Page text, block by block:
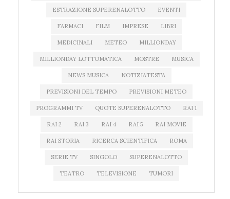
ESTRAZIONE SUPERENALOTTO EVENTI
FARMACI FILM IMPRESE LIBRI
MEDICINALI METEO MILLIONDAY
MILLIONDAY LOTTOMATICA MOSTRE MUSICA
NEWS MUSICA NOTIZIATESTA
PREVISIONI DEL TEMPO PREVISIONI METEO
PROGRAMMI TV QUOTE SUPERENALOTTO RAI 1
RAI 2 RAI 3 RAI 4 RAI 5 RAI MOVIE
RAI STORIA RICERCA SCIENTIFICA ROMA
SERIE TV SINGOLO SUPERENALOTTO
TEATRO TELEVISIONE TUMORI